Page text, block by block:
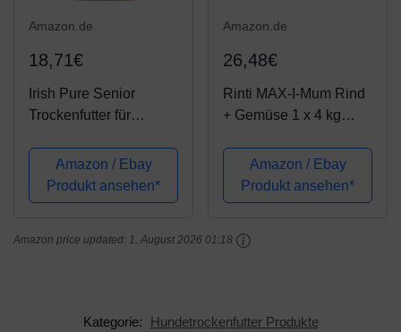
Amazon.de
18,71€
Irish Pure Senior
Trockenfutter für
Fleischanteil, Vitamine,
Getreidefrei, Sensitiv,
Hundetrockenfutter,
Rassen (1,5kg)
Amazon / Ebay
Produkt ansehen*
Amazon.de
26,48€
Rinti MAX-I-Mum Rind
+ Gemüse 1 x 4 kg
ausgewachsene
Hunde
Amazon / Ebay
Produkt ansehen*
Amazon price updated: 1. August 2026 01:18
Kategorie:
Hundetrockenfutter Produkte